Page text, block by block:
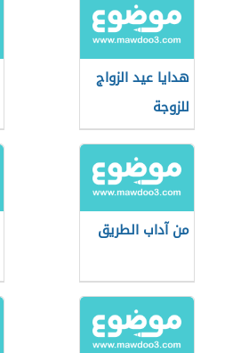
هدايا عيد الزواج
للزوجة
من آداب الطريق